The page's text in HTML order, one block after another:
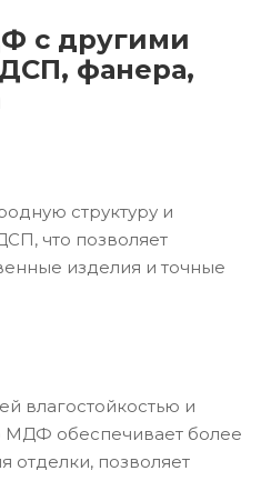
с другими
фанера,
структуру и
что позволяет
изделия и точные
влагостойкостью и
МДФ обеспечивает более
отделки, позволяет